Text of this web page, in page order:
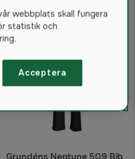
Grundéns Neptune 509 Bib
webbplats skall fungera
statistik och
Acceptera